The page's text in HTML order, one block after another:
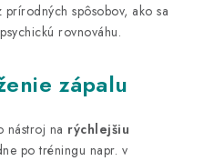
spôsobov, ako sa
rovnováhu.
zápalu
nástroj na rýchlejšiu
po tréningu napr. v